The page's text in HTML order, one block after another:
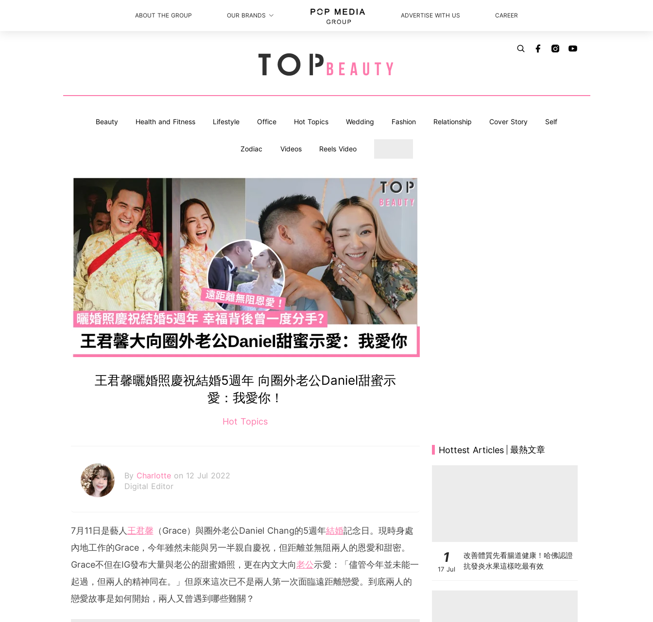
ABOUT THE GROUP OUR BRANDS ADVERTISE WITH US CAREER
Beauty Health and Fitness Lifestyle Office Hot Topics Wedding Fashion Relationship Cover Story Self
Zodiac Videos Reels Video
王君馨曬婚照慶祝結婚5週年 向圈外老公Daniel甜蜜示
愛：我愛你！
Hot Topics
By Charlotte on 12 Jul 2022
Digital Editor
7月11日是藝人王君馨 （Grace）與圈外老公Daniel Chang的5週年結婚記念日。現時身處
內地工作的Grace，今年雖然未能與另一半親自慶祝，但距離並無阻兩人的恩愛和甜密。
Grace不但在IG發布大量與老公的甜蜜婚照，更在內文大向老公示愛：「儘管今年並未能一
起過，但兩人的精神同在。」但原來這次已不是兩人第一次面臨遠距離戀愛。到底兩人的
戀愛故事是如何開始，兩人又曾遇到哪些難關？
Hottest Articles 最熱文章
1
17 Jul
改善體質先看腸道健康！哈佛認證
抗發炎水果這樣吃最有效